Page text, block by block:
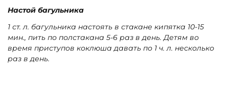
Настой багульника
1 ст. л. багульника настоять в стакане кипятка 10-15
мин., пить по полстакана 5-6 раз в день. Детям во
время приступов коклюша давать по 1 ч. л. несколько
раз в день.